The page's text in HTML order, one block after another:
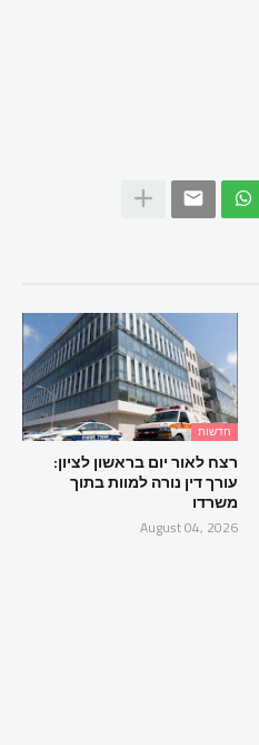
חדשות
רצח לאור יום בראשון לציון:
עורך דין נורה למוות בתוך
משרדו
August 04, 2026